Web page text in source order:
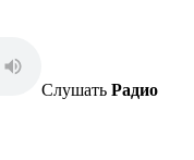
Слушать Радио